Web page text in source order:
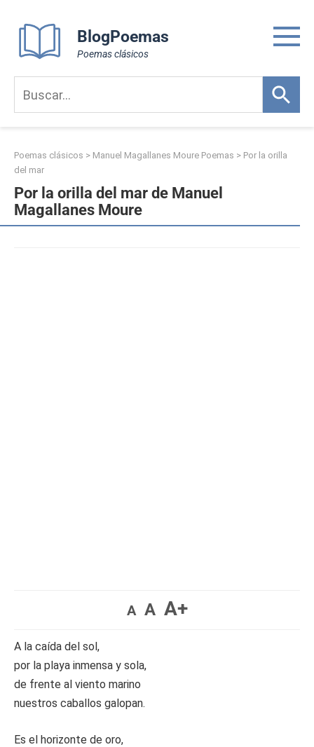
content
BlogPoemas
Poemas clásicos
Poemas clásicos > Manuel Magallanes Moure Poemas > Por la orilla
del mar
Por la orilla del mar de Manuel
Magallanes Moure
A A A+
A la caída del sol,
por la playa inmensa y sola,
de frente al viento marino
nuestros caballos galopan.
Es el horizonte de oro,